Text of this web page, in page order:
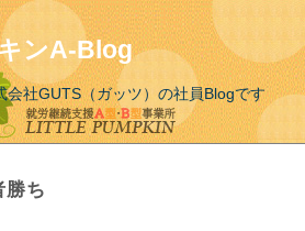
ンA-Blog
会社GUTS（ガッツ）の社員Blogです
勝ち